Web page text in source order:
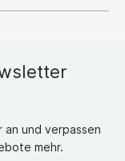
und verpassen
mehr.